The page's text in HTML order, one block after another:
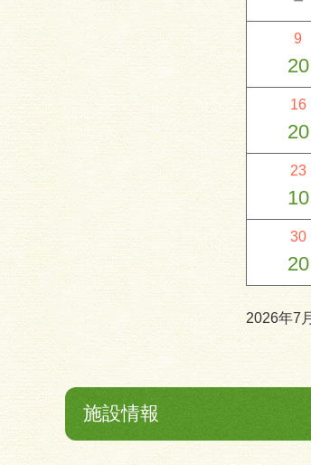
9
20
16
20
23
10
30
20
2026年7月
施設情報